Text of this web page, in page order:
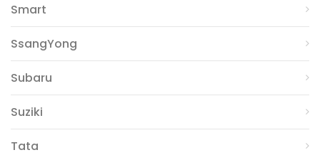
Smart
SsangYong
Subaru
Suziki
Tata